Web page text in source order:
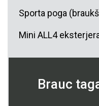
Sporta poga
Mini ALL4
Brauc